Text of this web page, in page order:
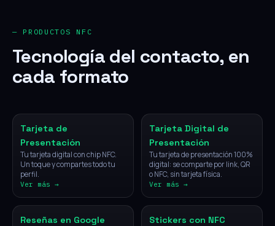
— PRODUCTOS NFC
Tecnología del contacto, en
cada formato
Tarjeta de
Presentación
Tu tarjeta digital con chip NFC.
Un toque y compartes todo tu
perfil.
Ver más →
Tarjeta Digital de
Presentación
Tu tarjeta de presentación 100%
digital: se comparte por link, QR
o NFC, sin tarjeta física.
Ver más →
NFC
Reseñas en Google
NFC
Stickers con NFC